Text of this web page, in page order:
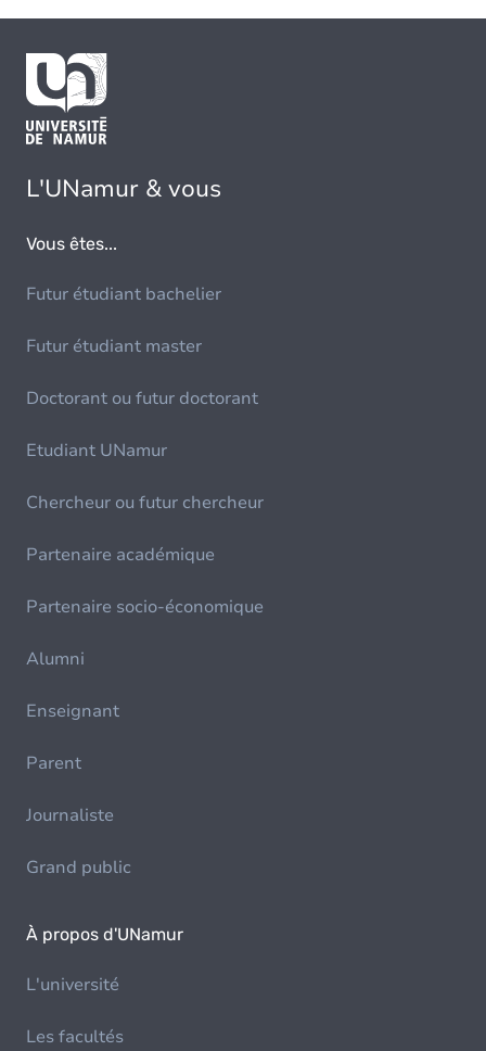
L'UNamur & vous
Vous êtes...
Futur étudiant bachelier
Futur étudiant master
Doctorant ou futur doctorant
Etudiant UNamur
Chercheur ou futur chercheur
Partenaire académique
Partenaire socio-économique
Alumni
Enseignant
Parent
Journaliste
Grand public
À propos d'UNamur
L'université
Les facultés